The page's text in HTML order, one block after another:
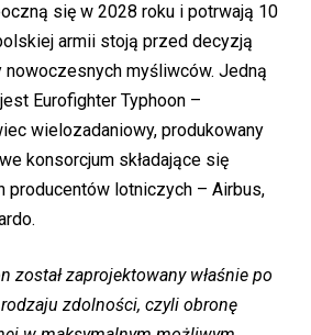
się w 2028 roku i potrwają 10
armii stoją przed decyzją
myśliwców. Jedną
Eurofighter Typhoon –
wielozadaniowy, produkowany
konsorcjum składające się
producentów lotniczych – Airbus,
został zaprojektowany właśnie po
zdolności, czyli obronę